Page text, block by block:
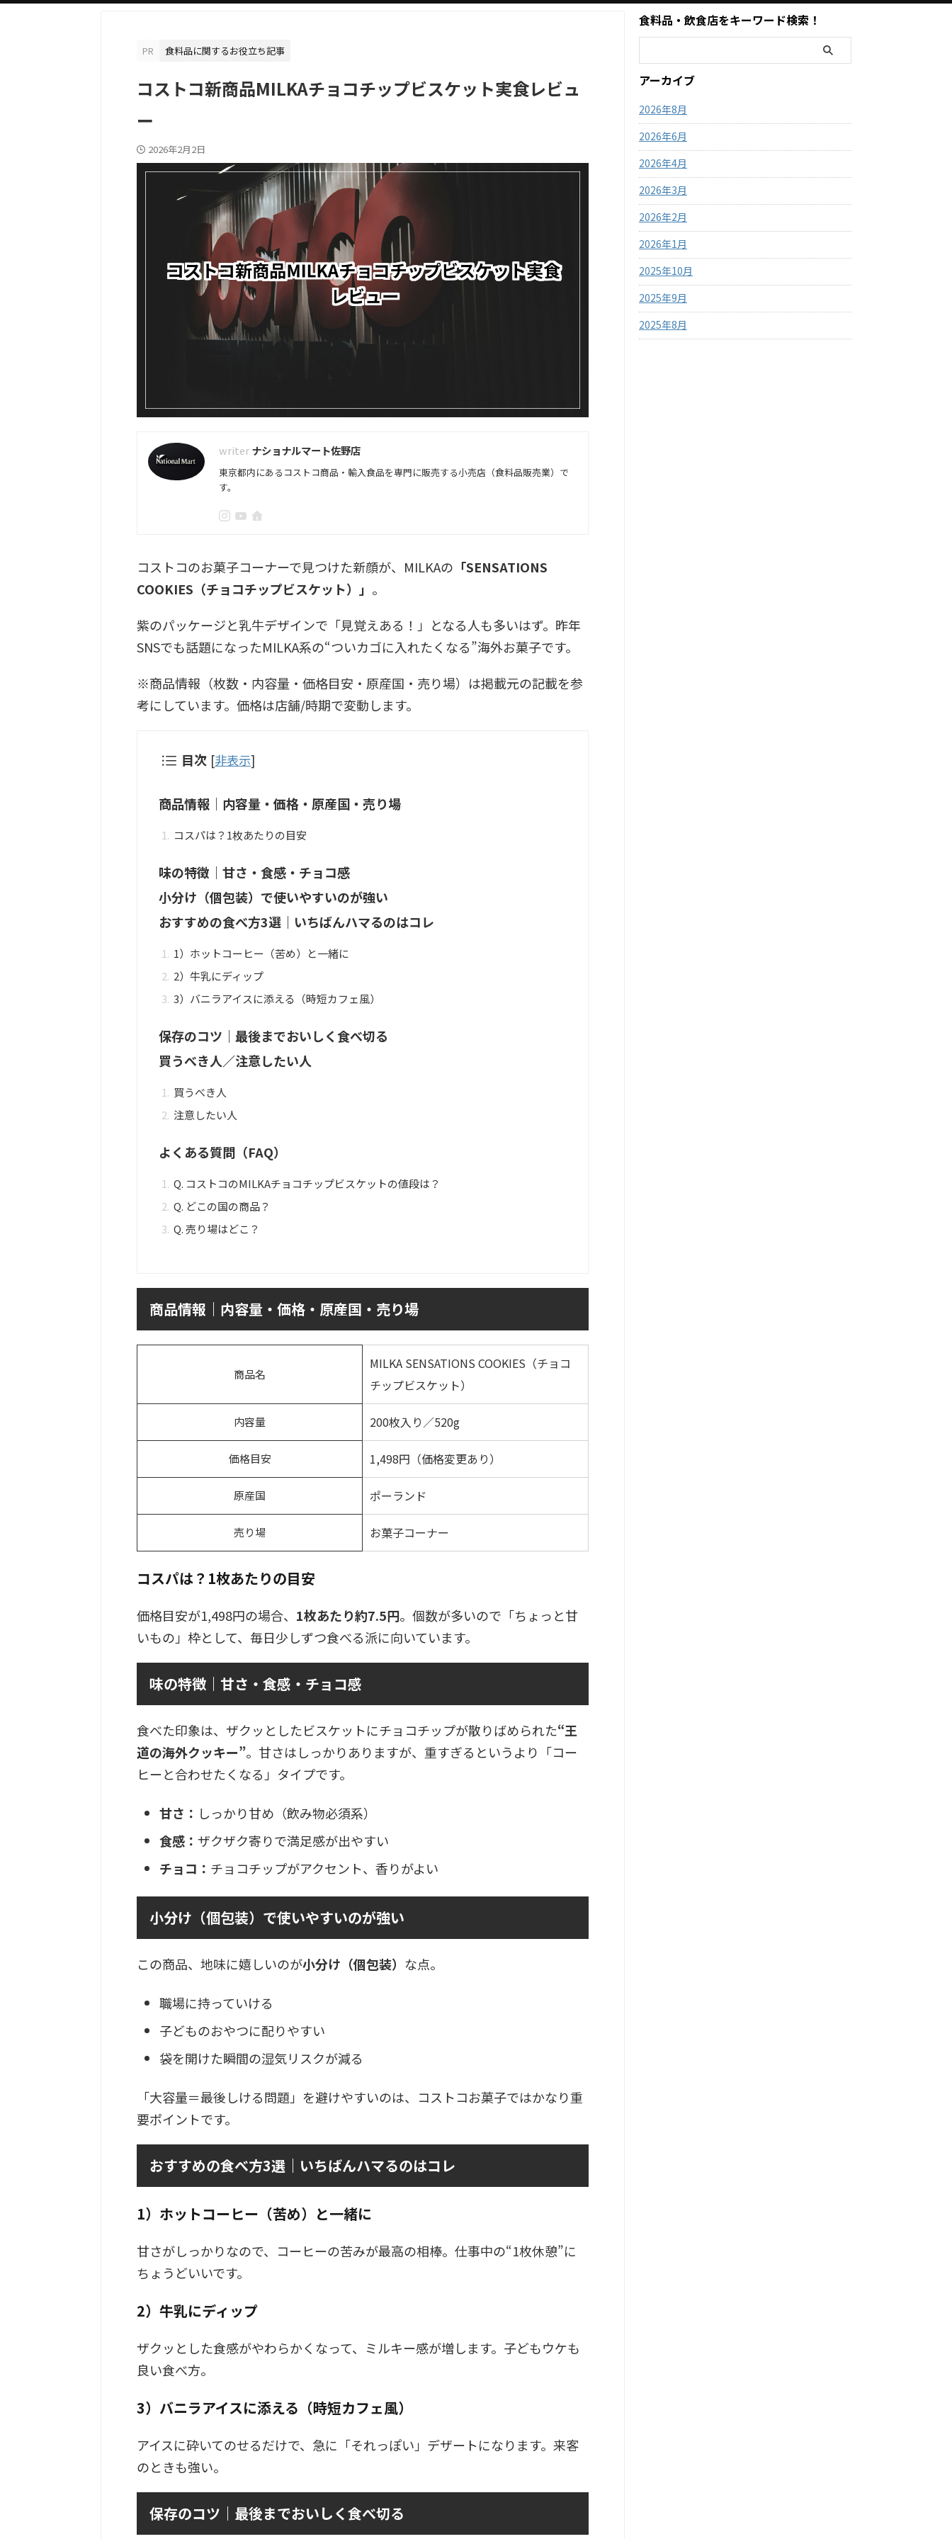
PR 食料品に関するお役立ち記事
コストコ新商品MILKAチョコチップビスケット実食レビュ
ー
2026年2月2日
ナショナルマート佐野店
東京都内にあるコストコ商品・輸入食品を専門に販売する小売店（食料品販売業）で
す。
コストコのお菓子コーナーで見つけた新顔が、MILKAの 「SENSATIONS
COOKIES（チョコチップビスケット）」 。
紫のパッケージと乳牛デザインで「見覚えある！」となる人も多いはず。昨年
SNSでも話題になったMILKA系の“ついカゴに入れたくなる”海外お菓子です。
※商品情報（枚数・内容量・価格目安・原産国・売り場）は掲載元の記載を参
考にしています。価格は店舗/時期で変動します。
目次 [非表示]
商品情報｜内容量・価格・原産国・売り場
コスパは？1枚あたりの目安
味の特徴｜甘さ・食感・チョコ感
小分け（個包装）で使いやすいのが強い
おすすめの食べ方3選｜いちばんハマるのはコレ
1）ホットコーヒー（苦め）と一緒に
2）牛乳にディップ
3）バニラアイスに添える（時短カフェ風）
保存のコツ｜最後までおいしく食べ切る
買うべき人／注意したい人
買うべき人
注意したい人
よくある質問（FAQ）
Q. コストコのMILKAチョコチップビスケットの値段は？
Q. どこの国の商品？
Q. 売り場はどこ？
商品情報｜内容量・価格・原産国・売り場
商品名
MILKA SENSATIONS COOKIES（チョコ
チップビスケット）
内容量 200枚入り／520g
価格目安 1,498円（価格変更あり）
原産国 ポーランド
売り場 お菓子コーナー
コスパは？1枚あたりの目安
価格目安が1,498円の場合、 1枚あたり約7.5円。個数が多いので「ちょっと甘
いもの」枠として、毎日少しずつ食べる派に向いています。
味の特徴｜甘さ・食感・チョコ感
食べた印象は、ザクッとしたビスケットにチョコチップが散りばめられた“王
道の海外クッキー”。甘さはしっかりありますが、重すぎるというより「コー
ヒーと合わせたくなる」タイプです。
甘さ： しっかり甘め（飲み物必須系）
食感： ザクザク寄りで満足感が出やすい
チョコ： チョコチップがアクセント、香りがよい
小分け（個包装）で使いやすいのが強い
この商品、地味に嬉しいのが小分け（個包装） な点。
職場に持っていける
子どものおやつに配りやすい
袋を開けた瞬間の湿気リスクが減る
「大容量＝最後しける問題」を避けやすいのは、コストコお菓子ではかなり重
要ポイントです。
おすすめの食べ方3選｜いちばんハマるのはコレ
1）ホットコーヒー（苦め）と一緒に
甘さがしっかりなので、コーヒーの苦みが最高の相棒。仕事中の“1枚休憩”に
ちょうどいいです。
2）牛乳にディップ
ザクッとした食感がやわらかくなって、ミルキー感が増します。子どもウケも
良い食べ方。
3）バニラアイスに添える（時短カフェ風）
アイスに砕いてのせるだけで、急に「それっぽい」デザートになります。来客
のときも強い。
保存のコツ｜最後までおいしく食べ切る
食料品・飲食店をキーワード検索！
アーカイブ
2026年8月
2026年6月
2026年4月
2026年3月
2026年2月
2026年1月
2025年10月
2025年9月
2025年8月